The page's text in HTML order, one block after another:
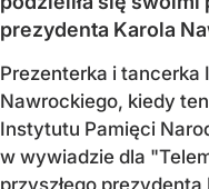
prezydenta Karola
Prezenterka i tancerka
Nawrockiego, kiedy
Instytutu Pamięci
w wywiadzie dla
przyszłego